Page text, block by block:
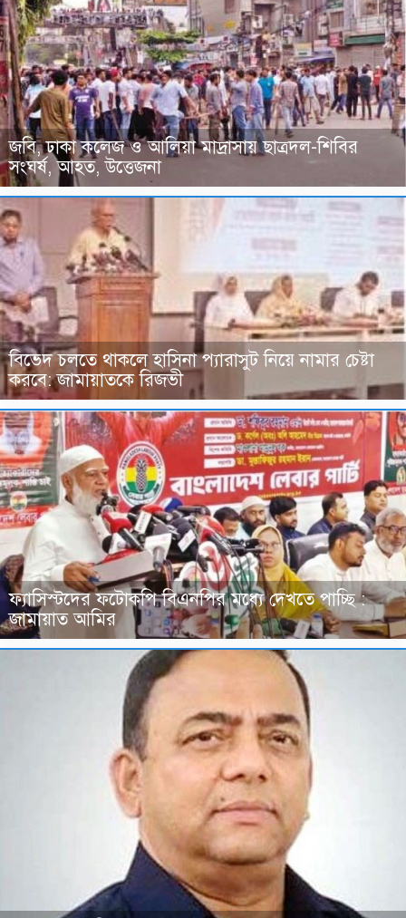
জবি, ঢাকা কলেজ ও আলিয়া মাদ্রাসায় ছাত্রদল-শিবির
সংঘর্ষ, আহত, উত্তেজনা
বিভেদ চলতে থাকলে হাসিনা প্যারাসুট নিয়ে নামার চেষ্টা
করবে: জামায়াতকে রিজভী
ফ্যাসিস্টদের ফটোকপি বিএনপির মধ্যে দেখতে পাচ্ছি :
জামায়াত আমির